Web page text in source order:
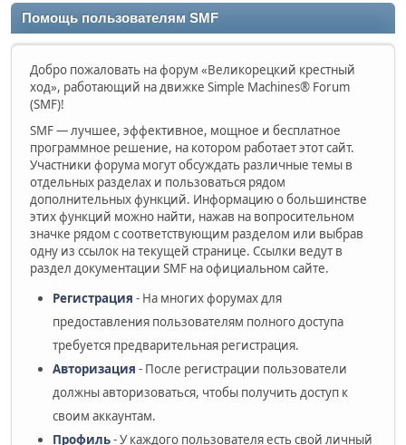
Помощь пользователям SMF
Добро пожаловать на форум «Великорецкий крестный
ход», работающий на движке Simple Machines® Forum
(SMF)!
SMF — лучшее, эффективное, мощное и бесплатное
программное решение, на котором работает этот сайт.
Участники форума могут обсуждать различные темы в
отдельных разделах и пользоваться рядом
дополнительных функций. Информацию о большинстве
этих функций можно найти, нажав на вопросительном
значке рядом с соответствующим разделом или выбрав
одну из ссылок на текущей странице. Ссылки ведут в
раздел документации SMF на официальном сайте.
Регистрация - На многих форумах для
предоставления пользователям полного доступа
требуется предварительная регистрация.
Авторизация - После регистрации пользователи
должны авторизоваться, чтобы получить доступ к
своим аккаунтам.
Профиль- У каждого пользователя есть свой личный